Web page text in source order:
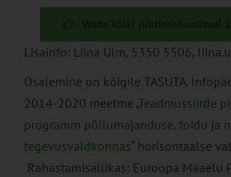
Lisainfo: Liina Ulm, 5350 5506,
Osalemine on kõigile TASUTA.
2014-2020 meetme „Teadmussiirde
programm põllumajanduse, toidu ja
tegevusvaldkonnas“ horisontaalse
Rahastamisallikas: Euroopa Maaelu